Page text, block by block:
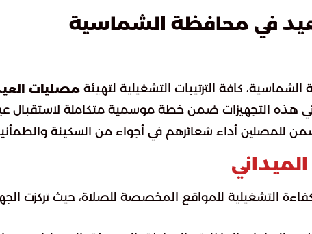
في محافظة الشماسية
كافة الترتيبات التشغيلية لتهيئة مصليات
وتأتي هذه التجهيزات ضمن خطة موسمية متكاملة لاستقبال
للمصلين أداء شعائرهم في أجواء من السكينة
التشغيلية للمواقع المخصصة للصلاة، حيث تركزت